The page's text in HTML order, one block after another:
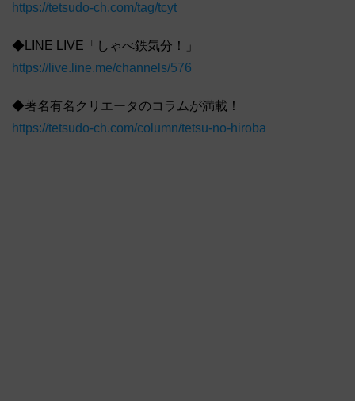
https://tetsudo-ch.com/tag/tcyt
◆LINE LIVE「しゃべ鉄気分！」
https://live.line.me/channels/576
◆著名有名クリエータのコラムが満載！
https://tetsudo-ch.com/column/tetsu-no-hiroba